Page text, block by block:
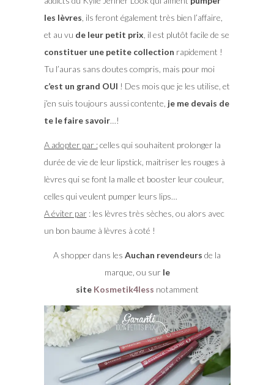
les lèvres, ils feront également très bien l’affaire,
et au vu de leur petit prix, il est plutôt facile de se
constituer une petite collection rapidement !
Tu l’auras sans doutes compris, mais pour moi
c’est un grand OUI ! Des mois que je les utilise, et
j’en suis toujours aussi contente, je me devais de
te le faire savoir…!
A adopter par :celles qui souhaitent prolonger la
durée de vie de leur lipstick, maitriser les rouges à
lèvres qui se font la malle et booster leur couleur,
celles qui veulent pumper leurs lips…
A éviter par: les lèvres très sèches, ou alors avec
un bon baume à lèvres à coté !
A shopper dans les Auchan revendeurs de la
marque, ou sur le
site Kosmetik4less notamment